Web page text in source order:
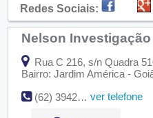
Redes Sociais:
Nelson Investigação
Rua C 216, s/n Quadra
Bairro: Jardim América -
(62) 3942-1804
ver telefone